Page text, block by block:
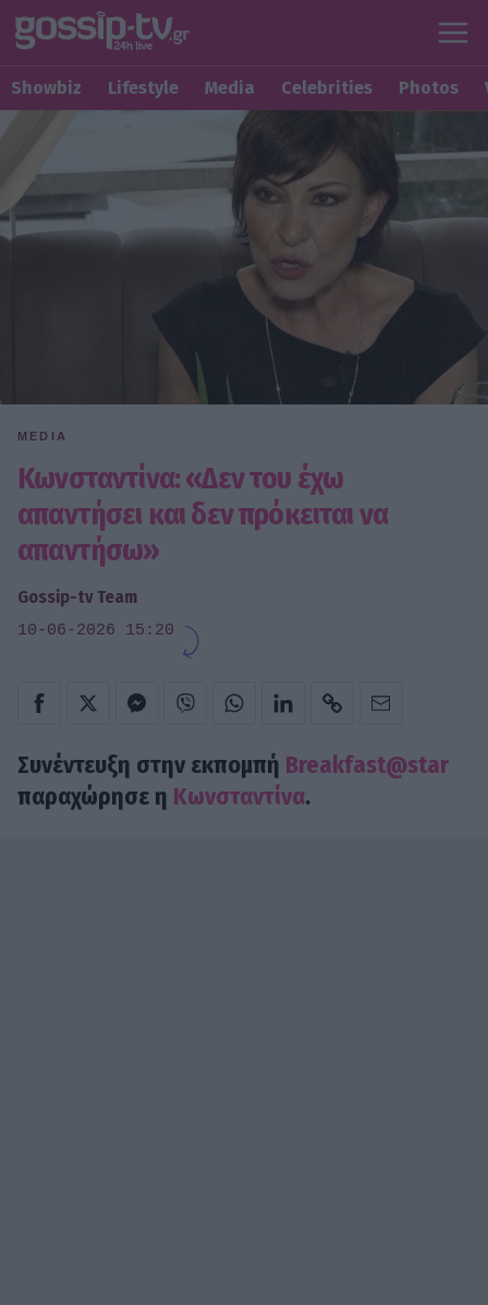
Showbiz Lifestyle Media Celebrities Photos
MEDIA
Κωνσταντίνα: «Δεν του έχω
απαντήσει και δεν πρόκειται να
απαντήσω»
Gossip-tv Team
10-06-2026 15:20
Συνέντευξη στην εκπομπή Breakfast@star
παραχώρησε η Κωνσταντίνα.